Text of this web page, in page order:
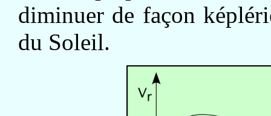
diminuer de façon
du Soleil.